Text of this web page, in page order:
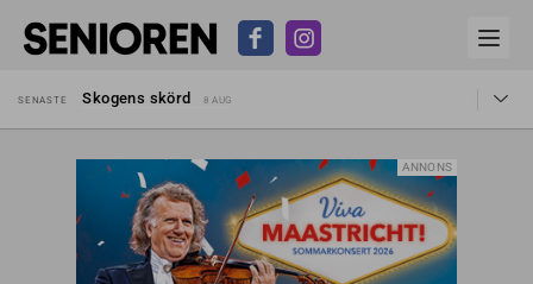
SENASTE
Skogens skörd
8 AUG
Kravet: Nu måste 65-årsgränsen bort
30 JUL
Dom öppnar för rätt till garantipension
30 JUL
Snart kan telefonförsäljning förbjudas i Sverige
Hyror rusar ifrån äldres bostadstillägg
28 JUL
Skogens skörd 8 AUG
ANNONS